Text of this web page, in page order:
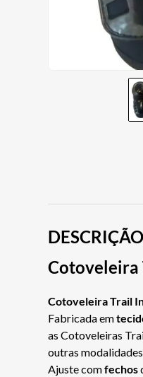
DESCRIÇÃO
Cotoveleira
Cotoveleira Trail
Fabricada em
as Cotoveleiras
outras
Ajuste comfechos